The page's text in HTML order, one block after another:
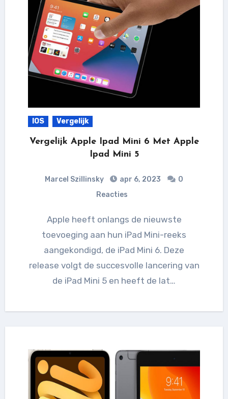
IOS Vergelijk
Vergelijk Apple Ipad Mini 6 Met Apple
Ipad Mini 5
Marcel Szillinsky apr 6, 2023
0
Reacties
Apple heeft onlangs de nieuwste
toevoeging aan hun iPad Mini-reeks
aangekondigd, de iPad Mini 6. Deze
release volgt de succesvolle lancering van
de iPad Mini 5 en heeft de lat…